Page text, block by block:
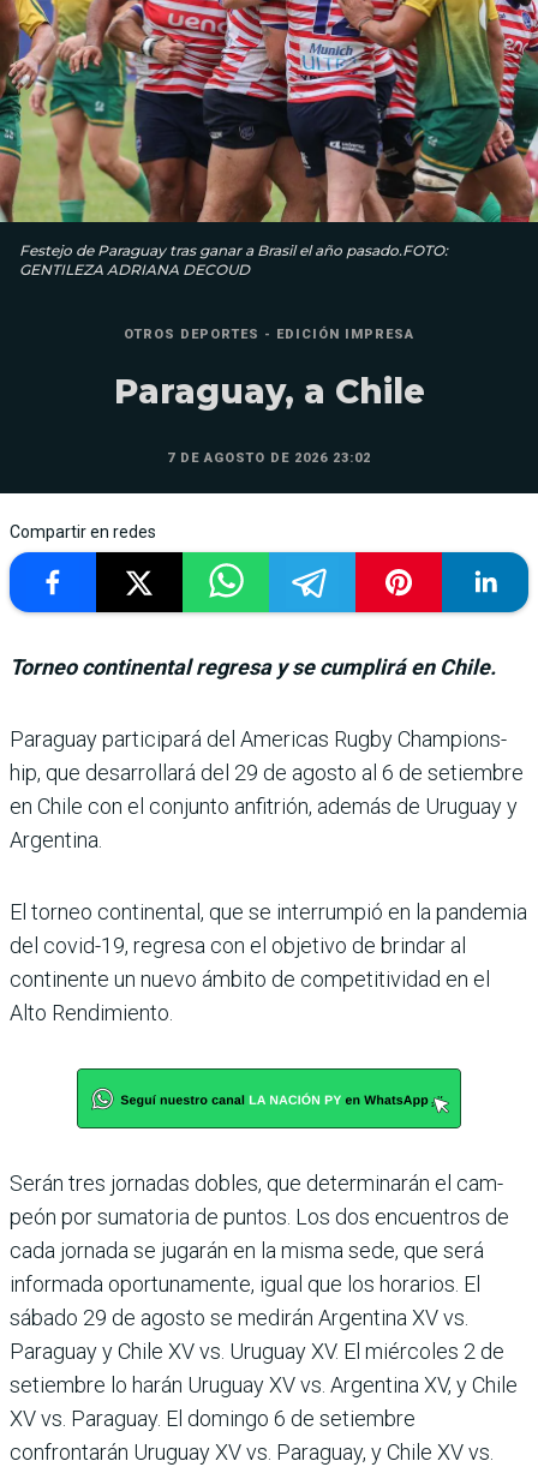
Festejo de Paraguay tras ganar a Brasil el año pasado.FOTO:
GENTILEZA ADRIANA DECOUD
OTROS DEPORTES - EDICIÓN IMPRESA
Paraguay, a Chile
7 DE AGOSTO DE 2026 23:02
Compartir en redes
Torneo continental regresa y se cumplirá en Chile.
Paraguay participará del Americas Rugby Champions­
hip, que desarrollará del 29 de agosto al 6 de setiembre
en Chile con el conjunto anfi­trión, además de Uruguay y
Argentina.
El torneo continental, que se interrumpió en la pan­demia
del covid-19, regresa con el objetivo de brindar al
continente un nuevo ámbito de competitividad en el
Alto Rendimiento.
Serán tres jornadas dobles, que determinarán el cam­
peón por sumatoria de pun­tos. Los dos encuentros de
cada jornada se jugarán en la misma sede, que será
infor­mada oportunamente, igual que los horarios. El
sábado 29 de agosto se medirán Argen­tina XV vs.
Paraguay y Chile XV vs. Uruguay XV. El miér­coles 2 de
setiembre lo harán Uruguay XV vs. Argentina XV, y Chile
XV vs. Paraguay. El domingo 6 de setiembre
confrontarán Uruguay XV vs. Paraguay, y Chile XV vs.